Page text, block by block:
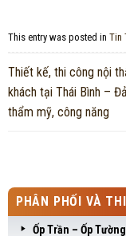
This entry was posted in Tin
Thiết kế, thi công nội
khách tại Thái Bình –
thẩm mỹ, công năng
PHÂN PHỐI VÀ
Ốp Trần – Ốp Tường